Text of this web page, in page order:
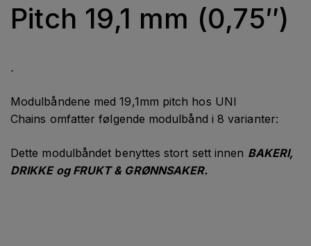
Pitch 19,1 mm (0,75″)
.
Modulbåndene med 19,1mm pitch hos UNI
Chains omfatter følgende modulbånd i 8 varianter:
Dette modulbåndet benyttes stort sett innen BAKERI,
DRIKKE og FRUKT & GRØNNSAKER.